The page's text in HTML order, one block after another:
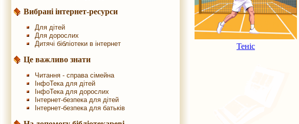
Вибрані інтернет-ресурси
Для дітей
Для дорослих
Дитячі бібліотеки в інтернет
Це важливо знати
Читання - справа сімейна
ІнфоТека для дітей
ІнфоТека для дорослих
Інтернет-безпека для дітей
Інтернет-безпека для батьків
Теніс